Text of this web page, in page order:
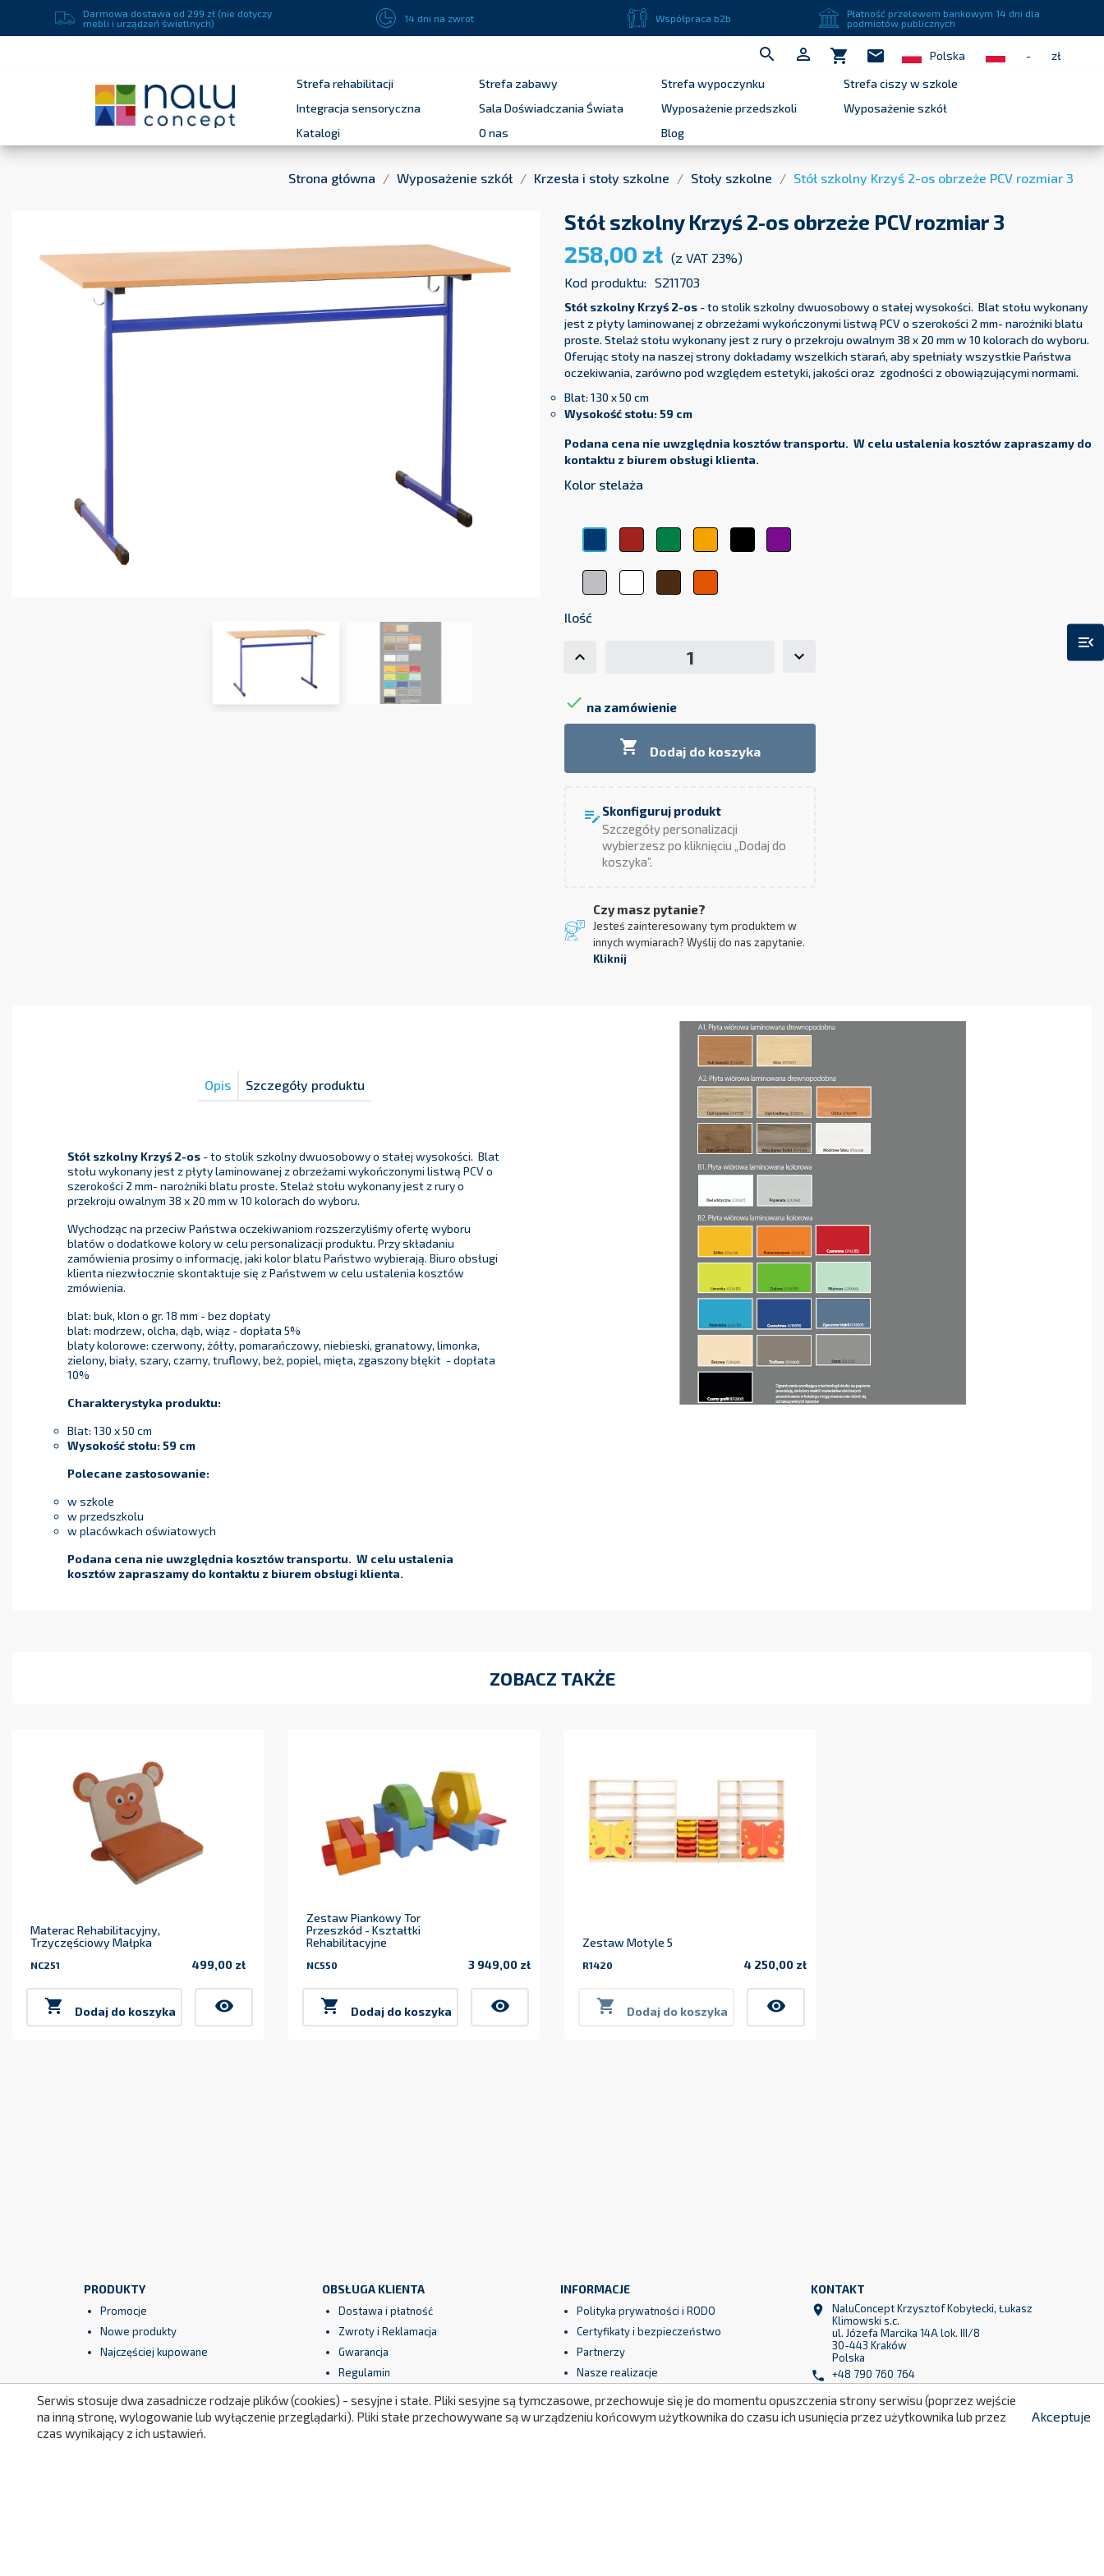
Płatność przelewem bankowym 14 dni dla podmiotów publicznych !
Darmowa dostawa od 299 zł (nie dotyczy
mebli i urządzeń świetlnych)
Płatność przelewem bankowym 14 dni dla
podmiotów publicznych
  shopping_cart mail
Strefa rehabilitacji
Strefa zabawy Strefa wypoczynku
Strefa ciszy w szkole
Integracja sensoryczna
Wyposażenie przedszkoli
Wyposażenie szkół
Katalogi
O nas Blog
menu_open
Strona główna Wyposażenie szkół Krzesła i stoły szkolne Stoły szkolne Stół szkolny Krzyś 2-os obrzeże PCV rozmiar 3
Stół szkolny Krzyś 2-os obrzeże PCV rozmiar 3
258,00 zł
(z VAT 23%)
Kod produktu:
Stół szkolny Krzyś 2-os- to stolik szkolny dwuosobowy o stałej wysokości. Blat stołu wykonany
jest z płyty laminowanej z obrzeżami wykończonymi listwą PCV o szerokości 2 mm- narożniki blatu
proste. Stelaż stołu wykonany jest z rury o przekroju owalnym 38 x 20 mm w 10 kolorach do wyboru.
Oferując stoły na naszej strony dokładamy wszelkich starań, aby spełniały wszystkie Państwa
oczekiwania, zarówno pod względem estetyki, jakości oraz zgodności z obowiązującymi normami.
Blat: 130 x 50 cm
Wysokość stołu: 59 cm
Podana cena nie uwzględnia kosztów transportu. W celu ustalenia kosztów zapraszamy do
kontaktu z biurem obsługi klienta.
NiebieskiCzerwonyZielonyŻółty CzarnyFioletowy
SrebrnyBiały BrązowyPomarańczowy

 Dodaj do koszyka
edit_note Skonfiguruj produkt
Szczegóły personalizacji
wybierzesz po kliknięciu „Dodaj do
koszyka”.
Czy masz pytanie?
Jesteś zainteresowany tym produktem w
innych wymiarach? Wyślij do nas zapytanie.
Opis Szczegóły produktu
Stół szkolny Krzyś 2-os- to stolik szkolny dwuosobowy o stałej wysokości. Blat
stołu wykonany jest z płyty laminowanej z obrzeżami wykończonymi listwą PCV o
szerokości 2 mm- narożniki blatu proste. Stelaż stołu wykonany jest z rury o
przekroju owalnym 38 x 20 mm w 10 kolorach do wyboru.
Wychodząc na przeciw Państwa oczekiwaniom rozszerzyliśmy ofertę wyboru
blatów o dodatkowe kolory w celu personalizacji produktu. Przy składaniu
zamówienia prosimy o informację, jaki kolor blatu Państwo wybierają. Biuro obsługi
klienta niezwłocznie skontaktuje się z Państwem w celu ustalenia kosztów
blat: buk, klon o gr. 18 mm - bez dopłaty
blat: modrzew, olcha, dąb, wiąz - dopłata 5%
blaty kolorowe: czerwony, żółty, pomarańczowy, niebieski, granatowy, limonka,
zielony, biały, szary, czarny, truflowy, beż, popiel, mięta, zgaszony błękit - dopłata
Charakterystyka produktu:
Blat: 130 x 50 cm
Wysokość stołu:
w szkole
w przedszkolu
w placówkach oświatowych
Podana cena nie uwzględnia kosztów transportu. W celu ustalenia
kosztów zapraszamy do kontaktu z biurem obsługi klienta.
ZOBACZ TAKŻE
Materac Rehabilitacyjny,
Trzyczęściowy Małpka
Cena
 Dodaj do koszyka visibility
Zestaw Piankowy Tor
Przeszkód - Kształtki
Rehabilitacyjne
Cena
 Dodaj do koszyka visibility
Zestaw Motyle 5
Cena
 Dodaj do koszyka visibility
Regulamin
Bezpieczne płatności
Nasze realizacje
Newsletter
Mapa strony
KONTAKT

NaluConcept Krzysztof Kobyłecki, Łukasz
Klimowski s.c.
ul. Józefa Marcika 14A lok. III/8
30-443 Kraków
Polska
 +48 790 760 764
 +48 790 760 513
Serwis stosuje dwa zasadnicze rodzaje plików (cookies) - sesyjne i stałe. Pliki sesyjne są tymczasowe, przechowuje się je do momentu opuszczenia strony serwisu (poprzez wejście
na inną stronę, wylogowanie lub wyłączenie przeglądarki). Pliki stałe przechowywane są w urządzeniu końcowym użytkownika do czasu ich usunięcia przez użytkownika lub przez
czas wynikający z ich ustawień.
Akceptuje